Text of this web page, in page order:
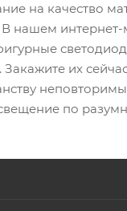
на качество
В нашем интернет-
Закажите их
по